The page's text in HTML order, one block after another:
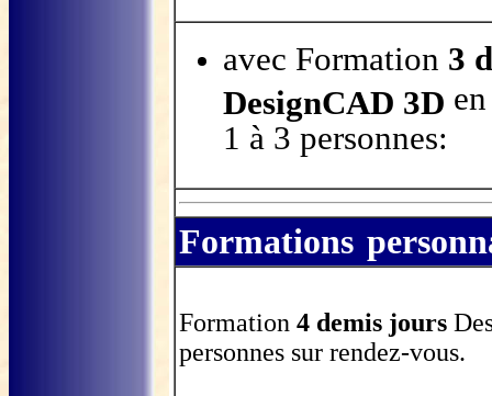
avec Formation 3
DesignCAD 3D
1 à 3 personnes:
Formations
Formation 4 demis jours
personnes sur rendez-vous.